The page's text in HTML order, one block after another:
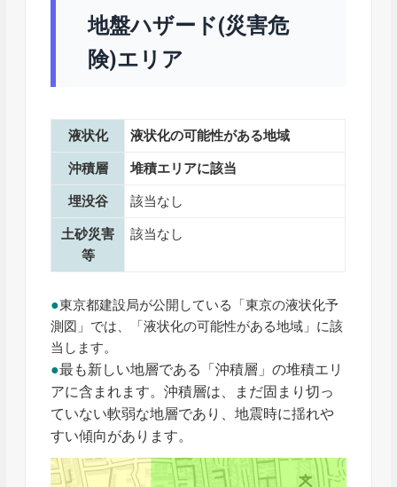
地盤ハザード(災害危
険)エリア
液状化 液状化の可能性がある地域
沖積層 堆積エリアに該当
埋没谷 該当なし
土砂災害
等
該当なし
●東京都建設局が公開している「東京の液状化予
測図」では、「液状化の可能性がある地域」に該
当します。
●最も新しい地層である「沖積層」の堆積エリ
アに含まれます。沖積層は、まだ固まり切っ
ていない軟弱な地層であり、地震時に揺れや
すい傾向があります。